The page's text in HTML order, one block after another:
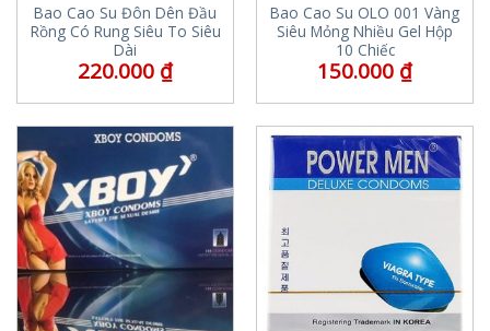
Bao Cao Su Đôn Dên Đầu
Rồng Có Rung Siêu To Siêu
Dài
220.000 ₫
Bao Cao Su OLO 001 Vàng
Siêu Mỏng Nhiều Gel Hộp
10 Chiếc
150.000 ₫